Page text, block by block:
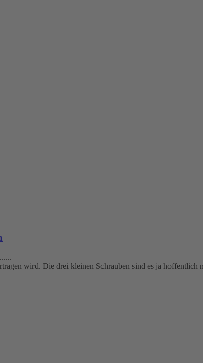
wird. Die drei kleinen Schrauben sind es ja hoffentlich